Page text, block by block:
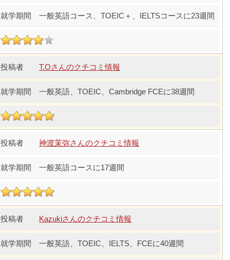
一般英語コース、TOEIC＋、IELTSコースに23週間
T.Oさんのクチコミ情報
一般英語、TOEIC、Cambridge FCEに38週間
神渡茉弥さんのクチコミ情報
一般英語コースに17週間
Kazukiさんのクチコミ情報
一般英語、TOEIC、IELTS、FCEに40週間